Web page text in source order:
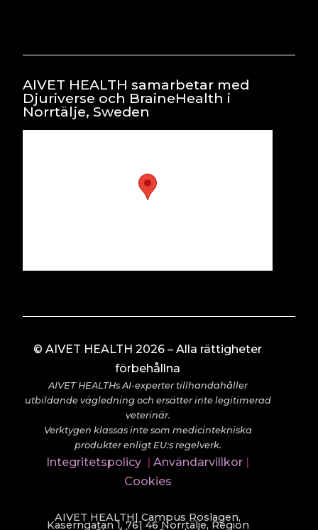
AIVET HEALTH samarbetar med
Djuriverse och BraineHealth i
Norrtälje, Sweden
© AIVET HEALTH 2026 – Alla rättigheter
förbehållna
AIVET HEALTHs AI-experter tillhandahåller
utbildande vägledning och ersätter inte legitimerad
veterinär.
Verktygen klassas inte som medicintekniska
produkter enligt EU:s regelverk.
Integritetspolicy | Användarvillkor |
Cookies
AIVET HEALTH| Campus Roslagen,
Kaserngatan 1, 761 46 Norrtälje, Region